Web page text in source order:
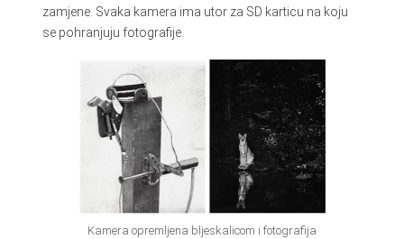
zamjene. Svaka kamera ima utor za SD karticu na koju
se pohranjuju fotografije.
Kamera opremljena bljeskalicom i fotografija